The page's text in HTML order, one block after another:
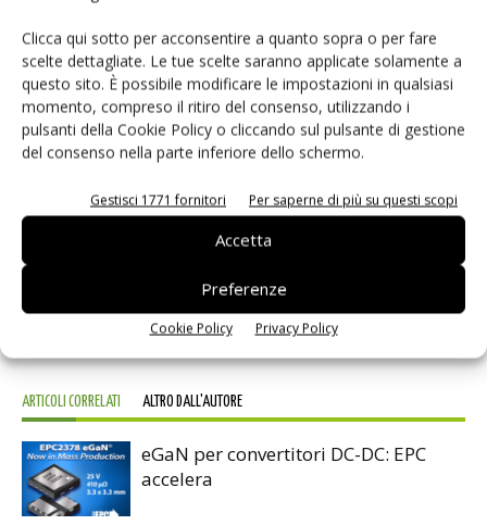
Clicca qui sotto per acconsentire a quanto sopra o per fare
scelte dettagliate. Le tue scelte saranno applicate solamente a
questo sito. È possibile modificare le impostazioni in qualsiasi
momento, compreso il ritiro del consenso, utilizzando i
pulsanti della Cookie Policy o cliccando sul pulsante di gestione
del consenso nella parte inferiore dello schermo.
Gestisci 1771 fornitori Per saperne di più su questi scopi
Accetta
Preferenze
Cookie Policy Privacy Policy
una potenza massima di 90 W, come previsto dalla
standard, oppure soluzioni proprietarie fino a 100 W nel
caso siano richieste potenze più elevate.
Twitter
ARTICOLI CORRELATI ALTRO DALL'AUTORE
eGaN per convertitori DC-DC: EPC
accelera